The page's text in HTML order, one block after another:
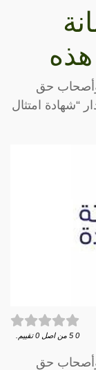
وأصحاب حق
“شهادة امتثال
0
5 من اصل 0 تقييم.
وأصحاب حق